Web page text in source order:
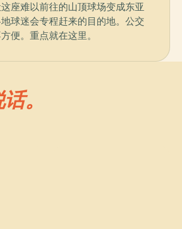
座难以前往的山顶球场变成东亚
球迷会专程赶来的目的地。公交
便。重点就在这里。
。